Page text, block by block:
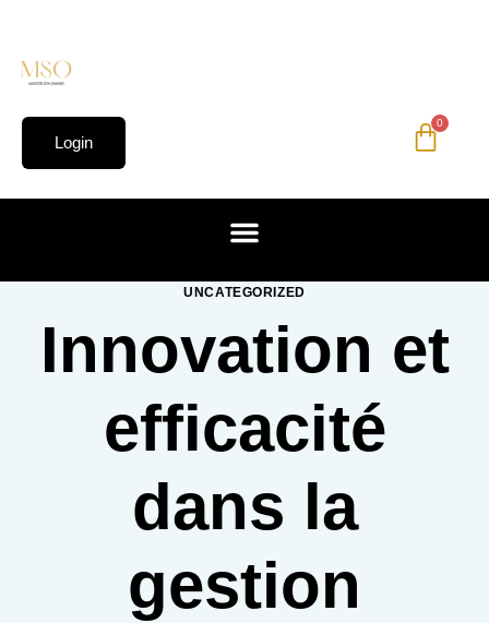
Login
0
UNCATEGORIZED
Innovation et
efficacité
dans la
gestion